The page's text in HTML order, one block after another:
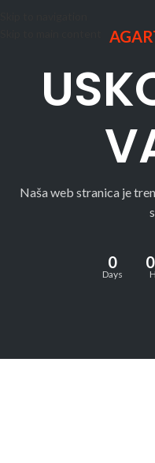
Naša web stranica je
0
Days